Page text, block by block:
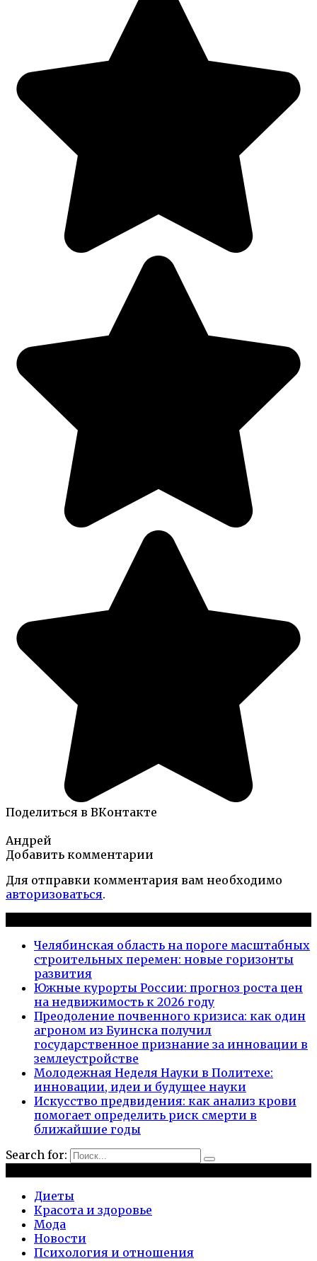
Поделиться в ВКонтакте
Андрей
Добавить комментарии
Для отправки комментария вам необходимо
авторизоваться.
Челябинская область на пороге масштабных
строительных перемен: новые горизонты
развития
Южные курорты России: прогноз роста цен
на недвижимость к 2026 году
Преодоление почвенного кризиса: как один
агроном из Буинска получил
государственное признание за инновации в
землеустройстве
Молодежная Неделя Науки в Политехе:
инновации, идеи и будущее науки
Искусство предвидения: как анализ крови
помогает определить риск смерти в
ближайшие годы
Search for:
Диеты
Красота и здоровье
Мода
Новости
Психология и отношения